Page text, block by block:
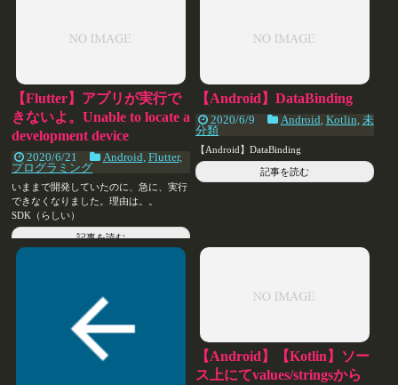
【Flutter】アプリが実行で
きないよ。Unable to locate a
development device
2020/6/21 Android, Flutter,
プログラミング
いままで開発していたのに、急に、実行
できなくなりました。理由は。。
SDK（らしい）
記事を読む
【Android】DataBinding
2020/6/9 Android, Kotlin, 未
分類
【Android】DataBinding
記事を読む
【Android】【Kotlin】ソー
ス上にてvalues/stringsから